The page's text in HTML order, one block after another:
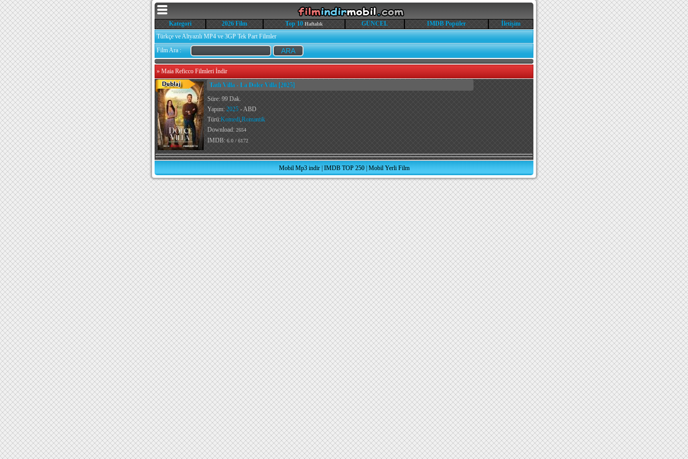
Kategori 2026 Film Top 10 Haftalık GÜNCEL IMDB Popüler
İletişim
Türkçe ve Altyazılı MP4 ve 3GP Tek Part Filmler
Film Ara :
» Maia Reficco Filmleri İndir
Tatlı Villa - La Dolce Villa [2025]
Süre: 99 Dak.
Yapım: 2025 - ABD
Türü:Komedi,Romantik
Download: 2654
IMDB: 6.0 / 6172
Mobil Mp3 indir| IMDB TOP 250| Mobil Yerli Film